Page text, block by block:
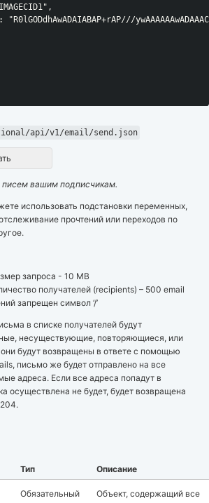
"R0lGODdhAwADAIABAP+rAP///
api/v1/email/send.json
вашим подписчикам.
использовать подстановки переменных,
прочтений или переходов по
запроса - 10 MB
получателей (recipients) – 500 email
запрещен символ ‘/’
в списке получателей будут
несуществующие, повторяющиеся, или
будут возвращены в ответе с помощью
письмо же будет отправлено на все
адреса. Если все адреса попадут в
осуществлена не будет, будет возвращена
Тип Описание
Обязательный
Объект, содержащий все